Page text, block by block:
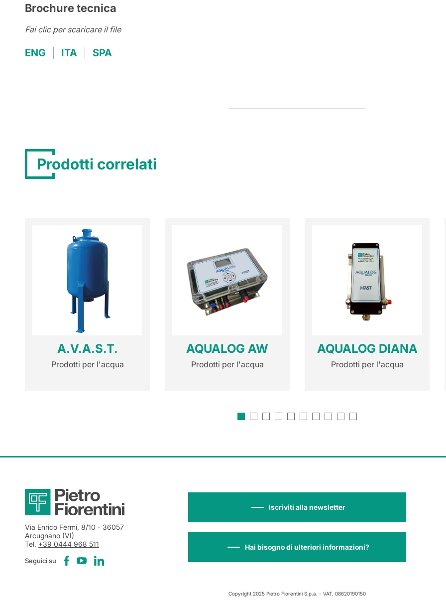
Brochure tecnica
Fai clic per scaricare il file
ENG ITA SPA
Prodotti correlati
A.V.A.S.T.
Prodotti per l'acqua
AQUALOG AW
Prodotti per l'acqua
AQUALOG DIANA
Prodotti per l'acqua
Via Enrico Fermi, 8/10 - 36057
Arcugnano (VI)
Tel. +39 0444 968 511
Seguici su
Iscriviti alla newsletter
Hai bisogno di ulteriori informazioni?
Copyright 2025 Pietro Fiorentini S.p.a. - VAT. 08620190150